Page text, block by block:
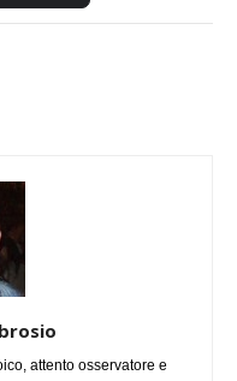
attento osservatore e